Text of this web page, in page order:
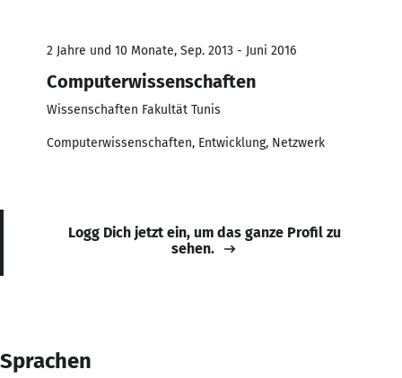
2 Jahre und 10 Monate, Sep. 2013 - Juni 2016
Computerwissenschaften
Wissenschaften Fakultät Tunis
Computerwissenschaften, Entwicklung, Netzwerk
Logg Dich jetzt ein, um das ganze Profil zu
sehen.
Sprachen